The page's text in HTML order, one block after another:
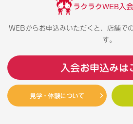
ラクラクWEB入
WEBからお申込みいただくと、店舗で
す。
入会お申込みは
見学・体験について